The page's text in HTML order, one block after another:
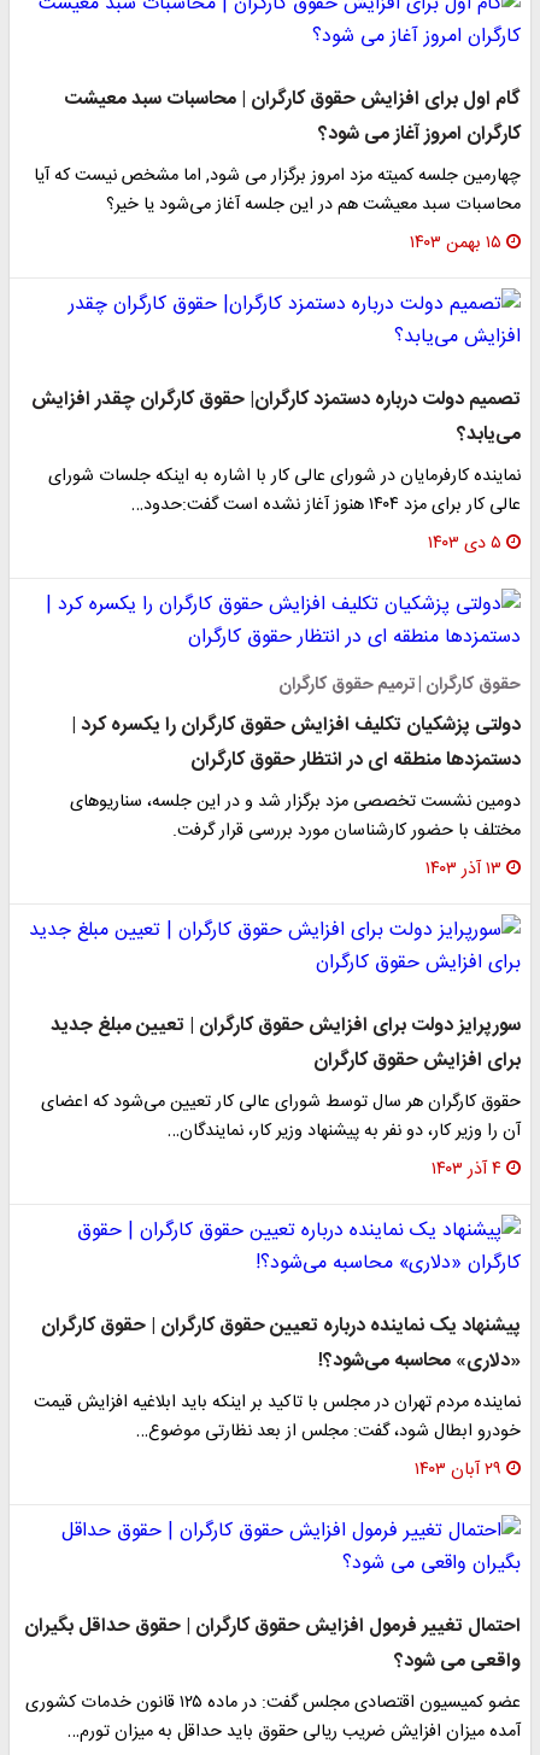
گام اول برای افزایش حقوق کارگران | محاسبات سبد معیشت
کارگران امروز آغاز می شود؟
چهارمین جلسه کمیته مزد امروز برگزار می شود, اما مشخص نیست که آیا
محاسبات سبد معیشت هم در این جلسه آغاز می‌شود یا خیر؟
۱۵ بهمن ۱۴۰۳
تصمیم دولت درباره دستمزد کارگران| حقوق کارگران چقدر افزایش
می‌یابد؟
نماینده کارفرمایان در شورای عالی کار با اشاره به اینکه جلسات شورای
عالی کار برای مزد ۱۴۰۴ هنوز آغاز نشده است گفت:حدود…
۵ دی ۱۴۰۳
حقوق کارگران | ترمیم حقوق کارگران
دولتی پزشکیان تکلیف افزایش حقوق کارگران را یکسره کرد |
دستمزدها منطقه ای در انتظار حقوق کارگران
دومین نشست تخصصی مزد برگزار شد و در این جلسه، سناریوهای
مختلف با حضور کارشناسان مورد بررسی قرار گرفت.
۱۳ آذر ۱۴۰۳
سورپرایز دولت برای افزایش حقوق کارگران | تعیین مبلغ جدید
برای افزایش حقوق کارگران
حقوق کارگران هر سال توسط شورای عالی کار تعیین می‌شود که اعضای
آن را وزیر کار، دو نفر به پیشنهاد وزیر کار، نمایندگان…
۴ آذر ۱۴۰۳
پیشنهاد یک نماینده درباره تعیین حقوق کارگران | حقوق کارگران
«دلاری» محاسبه می‌شود؟!
نماینده مردم تهران در مجلس با تاکید بر اینکه باید ابلاغیه افزایش قیمت
خودرو ابطال شود، گفت: مجلس از بعد نظارتی موضوع…
۲۹ آبان ۱۴۰۳
احتمال تغییر فرمول افزایش حقوق کارگران | حقوق حداقل بگیران
واقعی می شود؟
عضو کمیسیون اقتصادی مجلس گفت: در ماده ۱۲۵ قانون خدمات کشوری
آمده میزان افزایش ضریب ریالی حقوق باید حداقل به میزان تورم…